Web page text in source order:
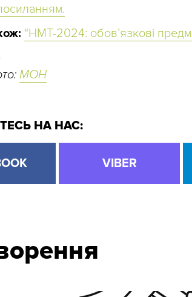
“НМТ-2024: обовʼязкові
МОН
НА НАС:
VIBER